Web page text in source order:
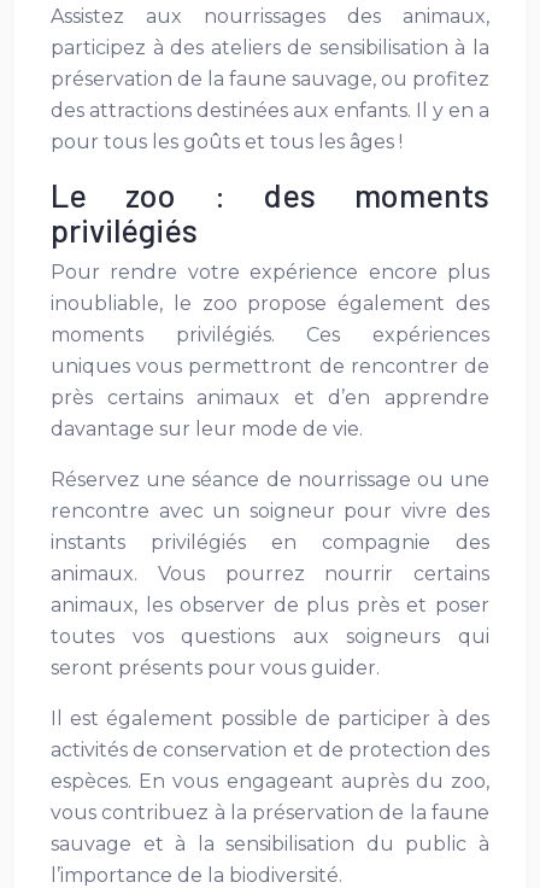
Assistez aux nourrissages des animaux,
participez à des ateliers de sensibilisation à la
préservation de la faune sauvage, ou profitez
des attractions destinées aux enfants. Il y en a
pour tous les goûts et tous les âges !
Le zoo : des moments
privilégiés
Pour rendre votre expérience encore plus
inoubliable, le zoo propose également des
moments privilégiés. Ces expériences
uniques vous permettront de rencontrer de
près certains animaux et d’en apprendre
davantage sur leur mode de vie.
Réservez une séance de nourrissage ou une
rencontre avec un soigneur pour vivre des
instants privilégiés en compagnie des
animaux. Vous pourrez nourrir certains
animaux, les observer de plus près et poser
toutes vos questions aux soigneurs qui
seront présents pour vous guider.
Il est également possible de participer à des
activités de conservation et de protection des
espèces. En vous engageant auprès du zoo,
vous contribuez à la préservation de la faune
sauvage et à la sensibilisation du public à
l’importance de la biodiversité.